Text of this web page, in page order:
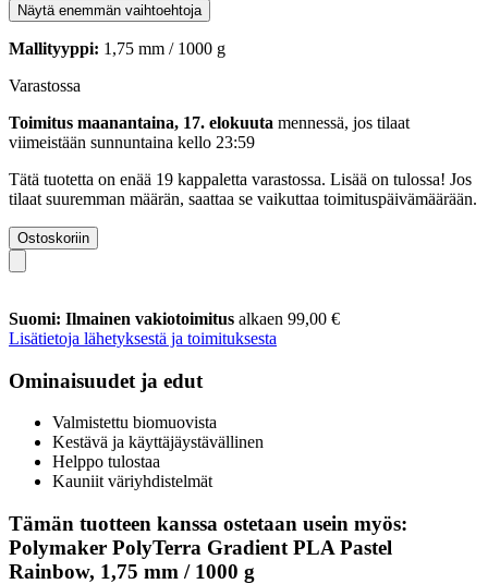
Näytä enemmän vaihtoehtoja
Mallityyppi: 1,75 mm / 1000 g
Varastossa
Toimitus maanantaina, 17. elokuuta mennessä, jos tilaat
viimeistään sunnuntaina kello 23:59
Tätä tuotetta on enää 19 kappaletta varastossa. Lisää on tulossa! Jos
tilaat suuremman määrän, saattaa se vaikuttaa toimituspäivämäärään.
Ostoskoriin
Suomi: Ilmainen vakiotoimitus alkaen 99,00 €
Lisätietoja lähetyksestä ja toimituksesta
Ominaisuudet ja edut
Valmistettu biomuovista
Kestävä ja käyttäjäystävällinen
Helppo tulostaa
Kauniit väriyhdistelmät
Tämän tuotteen kanssa ostetaan usein myös:
Polymaker PolyTerra Gradient PLA Pastel
Rainbow, 1,75 mm / 1000 g